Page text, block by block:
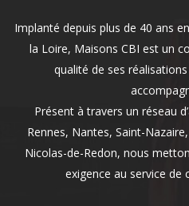
Implanté depuis plus de 40 ans
la Loire, Maisons CBI est un
qualité de ses
Présent à travers un réseau
Rennes, Nantes, Saint-
Nicolas-de-Redon, nous
exigence au service de